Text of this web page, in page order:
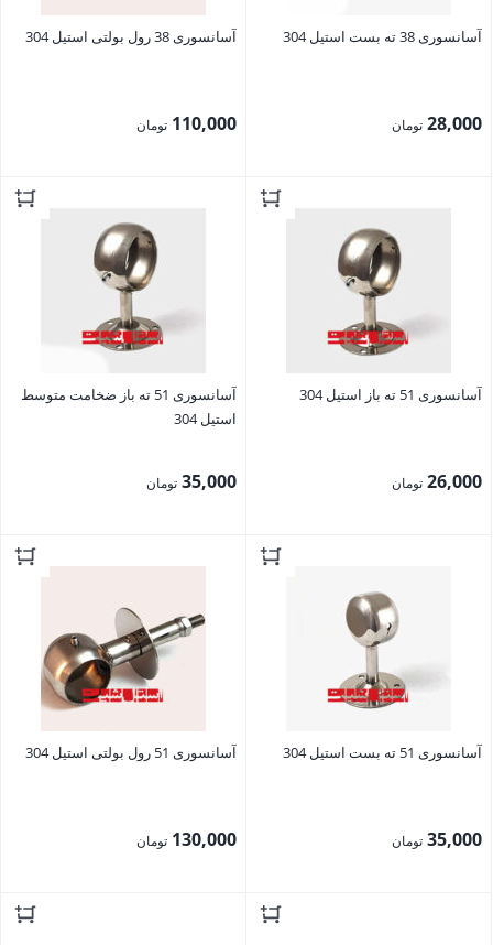
آسانسوری 38 ته بست استیل 304
28,000 تومان
آسانسوری 38 رول بولتی استیل 304
110,000 تومان
آسانسوری 51 ته باز استیل 304
26,000 تومان
آسانسوری 51 ته باز ضخامت متوسط
استیل 304
35,000 تومان
آسانسوری 51 ته بست استیل 304
35,000 تومان
آسانسوری 51 رول بولتی استیل 304
130,000 تومان